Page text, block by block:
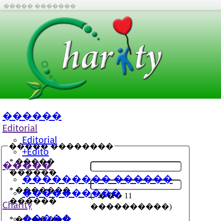
����� �������
������
Editorial
Editorial
+Edito
�����
��������� ������
����������
Charity
����� ��������
*�����
������
*�������
������
(7 ��� 11
����������)
*�������